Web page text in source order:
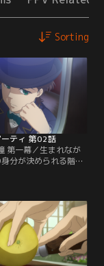
Sorting
ティ 第02話
第一幕／生まれなが
分が決められる階級
グド・スクールで不
持った孤児の少年に出
けの博識でどんな相
のもとに自然と集ま
アルバートもまた彼
ちかける。